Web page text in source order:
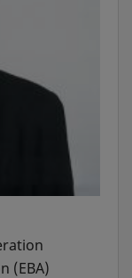
(EBA)